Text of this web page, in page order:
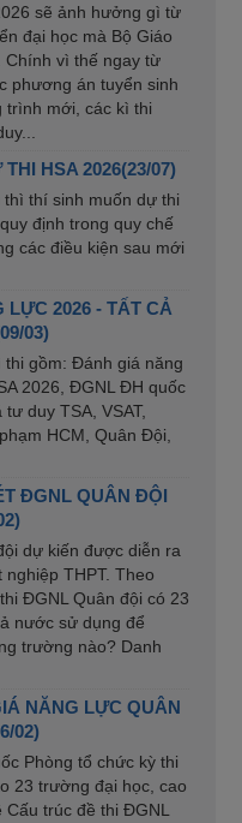
sẽ ảnh hưởng gì từ
đại học mà Bộ Giáo
Chính vì thế ngay từ
phương án tuyển sinh
trình mới, các kì thi
HSA 2026(23/07)
thí sinh muốn dự thi
định trong quy chế
các điều kiện sau mới
LỰC 2026 - TẤT CẢ
03)
gồm: Đánh giá năng
2026, ĐGNL ĐH quốc
duy TSA, VSAT,
HCM, Quân Đội,
ĐGNL QUÂN ĐỘI
dự kiến được diễn ra
THPT. Theo
ĐGNL Quân đội có 23
nước sử dụng để
trường nào? Danh
NĂNG LỰC QUÂN
02)
Phòng tổ chức kỳ thi
23 trường đại học, cao
Cấu trúc đề thi ĐGNL